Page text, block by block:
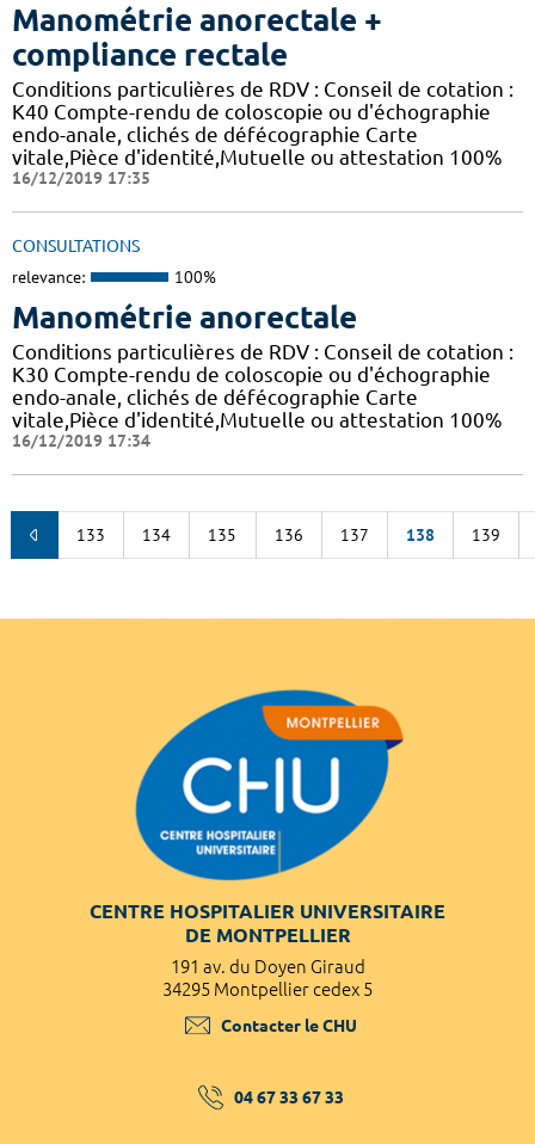
Manométrie anorectale +
compliance rectale
Conditions particulières de RDV : Conseil de cotation :
K40 Compte-rendu de coloscopie ou d'échographie
endo-anale, clichés de défécographie Carte
vitale,Pièce d'identité,Mutuelle ou attestation 100%
16/12/2019 17:35
CONSULTATIONS
relevance: 100%
Manométrie anorectale
Conditions particulières de RDV : Conseil de cotation :
K30 Compte-rendu de coloscopie ou d'échographie
endo-anale, clichés de défécographie Carte
vitale,Pièce d'identité,Mutuelle ou attestation 100%
16/12/2019 17:34
133 134 135 136 137 138 139
CENTRE HOSPITALIER UNIVERSITAIRE
DE MONTPELLIER
191 av. du Doyen Giraud
34295 Montpellier cedex 5
Contacter le CHU
04 67 33 67 33